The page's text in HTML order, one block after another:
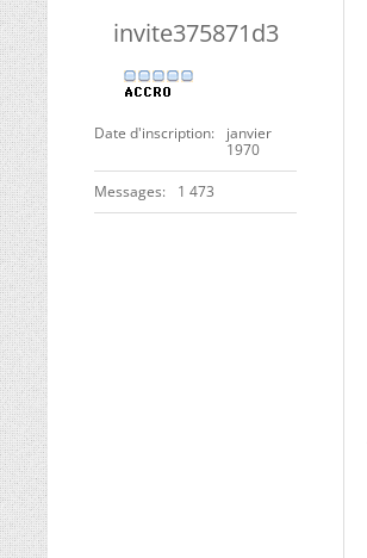
invite375871d3
Date d'inscription
janvier
1970
Messages 1 473